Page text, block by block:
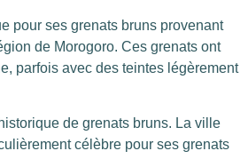
pour ses grenats bruns provenant
de Morogoro. Ces grenats ont
parfois avec des teintes légèrement
de grenats bruns. La ville
célèbre pour ses grenats